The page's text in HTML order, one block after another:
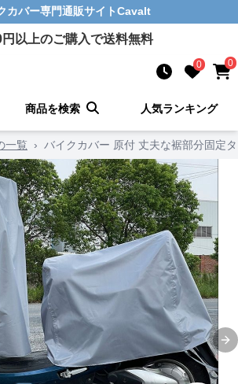
カバー専門通販サイトCavalt
円以上のご購入で送料無料
0 0
商品を検索 人気ランキング
一覧 › バイクカバー 原付 丈夫な裾部分固定